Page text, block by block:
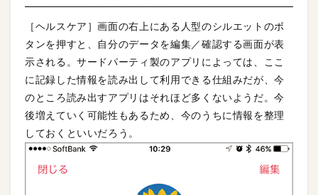
［ヘルスケア］画面の右上にある人型のシルエットのボ
タンを押すと、自分のデータを編集／確認する画面が表
示される。サードパーティ製のアプリによっては、ここ
に記録した情報を読み出して利用できる仕組みだが、今
のところ読み出すアプリはそれほど多くないようだ。今
後増えていく可能性もあるため、今のうちに情報を整理
しておくといいだろう。